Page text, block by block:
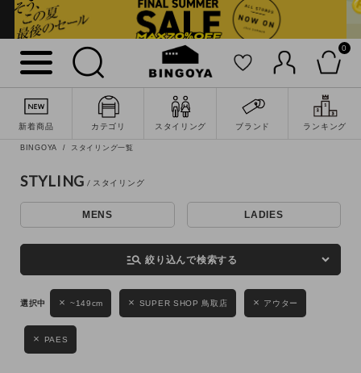
0
新着商品 カテゴリ スタイリング ブランド ランキング
詳細検索
キーワード
性別
MENS LADIES KIDS
BINGOYA スタイリング一覧
STYLING
MENS LADIES
manage_search 絞り込んで検索する
~149cm SUPER SHOP 鳥取店 アウター
PAES